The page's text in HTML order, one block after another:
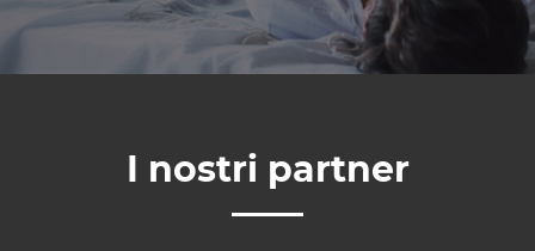
I nostri partner